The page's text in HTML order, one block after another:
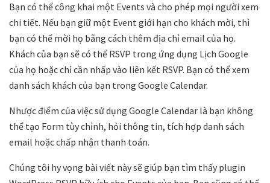
Bạn có thể công khai một Events và cho phép mọi người xem
chi tiết. Nếu bạn giữ một Event giới hạn cho khách mời, thì
bạn có thể mời họ bằng cách thêm địa chỉ email của họ.
Khách của bạn sẽ có thể RSVP trong ứng dụng Lịch Google
của họ hoặc chỉ cần nhấp vào liên kết RSVP. Bạn có thể xem
danh sách khách của bạn trong Google Calendar.
Nhược điểm của việc sử dụng Google Calendar là bạn không
thể tạo Form tùy chỉnh, hỏi thông tin, tích hợp danh sách
email hoặc chấp nhận thanh toán.
Chúng tôi hy vọng bài viết này sẽ giúp bạn tìm thấy plugin